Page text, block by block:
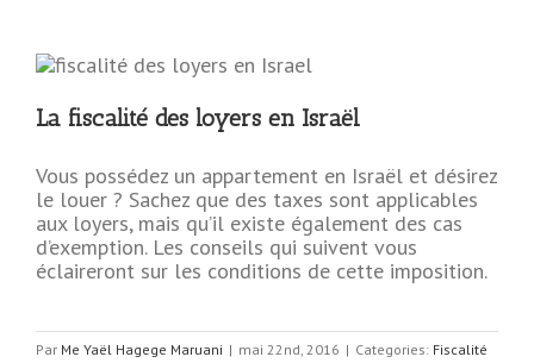
La fiscalité des loyers en Israël
Vous possédez un appartement en Israël et désirez
le louer ? Sachez que des taxes sont applicables
aux loyers, mais qu’il existe également des cas
d’exemption. Les conseils qui suivent vous
éclaireront sur les conditions de cette imposition.
Par Me Yaël Hagege Maruani | mai 22nd, 2016 | Categories: Fiscalité